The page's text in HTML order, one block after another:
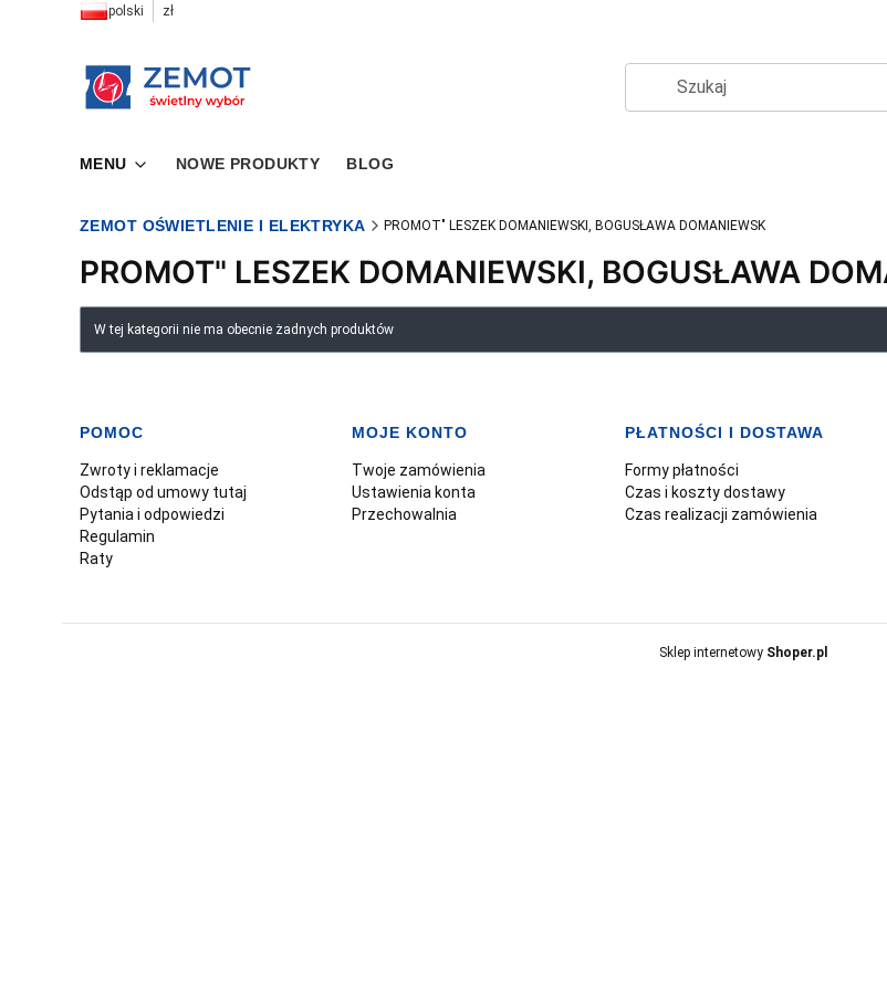
polski zł
MENU NOWE PRODUKTY BLOG
ZEMOT OŚWIETLENIE I ELEKTRYKA PROMOT" LESZEK DOMANIEWSKI, BOGUSŁAWA DOMANIEWSK
PROMOT" LESZEK DOMANIEWSKI, BOGUSŁAWA
Lista produktów
W tej kategorii nie ma obecnie żadnych produktów
Linki w stopce
POMOC
Zwroty i reklamacje
Odstąp od umowy tutaj
Pytania i odpowiedzi
Regulamin
Raty
MOJE KONTO
Twoje zamówienia
Ustawienia konta
Przechowalnia
PŁATNOŚCI I DOSTAWA
Formy płatności
Czas i koszty dostawy
Czas realizacji zamówienia
Sklep internetowy Shoper.pl